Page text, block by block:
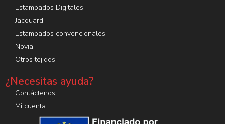
Estampados Digitales
Jacquard
Estampados convencionales
Novia
Otros tejidos
¿Necesitas ayuda?
Contáctenos
Mi cuenta